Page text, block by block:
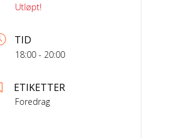
Utløpt!
TID
18:00 - 20:00
ETIKETTER
Foredrag